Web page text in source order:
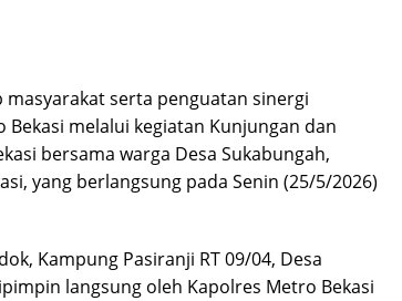
serta penguatan sinergi
melalui kegiatan Kunjungan dan
bersama warga Desa Sukabungah,
yang berlangsung pada Senin (25/5/2026)
Kampung Pasiranji RT 09/04, Desa
langsung oleh Kapolres Metro Bekasi